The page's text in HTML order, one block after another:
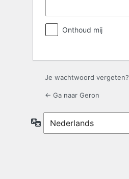
Onthoud mij
Je wachtwoord vergeten?
← Ga naar Geron
Taal